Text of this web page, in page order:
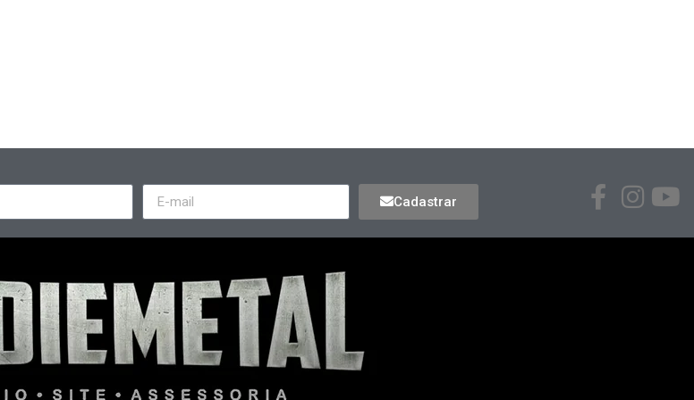
Cadastrar